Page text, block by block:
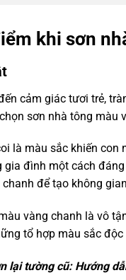
khi sơn
cảm giác tươi trẻ,
sơn nhà tông màu
là màu sắc khiến
gia đình một cách
để tạo không
vàng chanh là vô
tổ hợp màu sắc
lại tường cũ: Hướng